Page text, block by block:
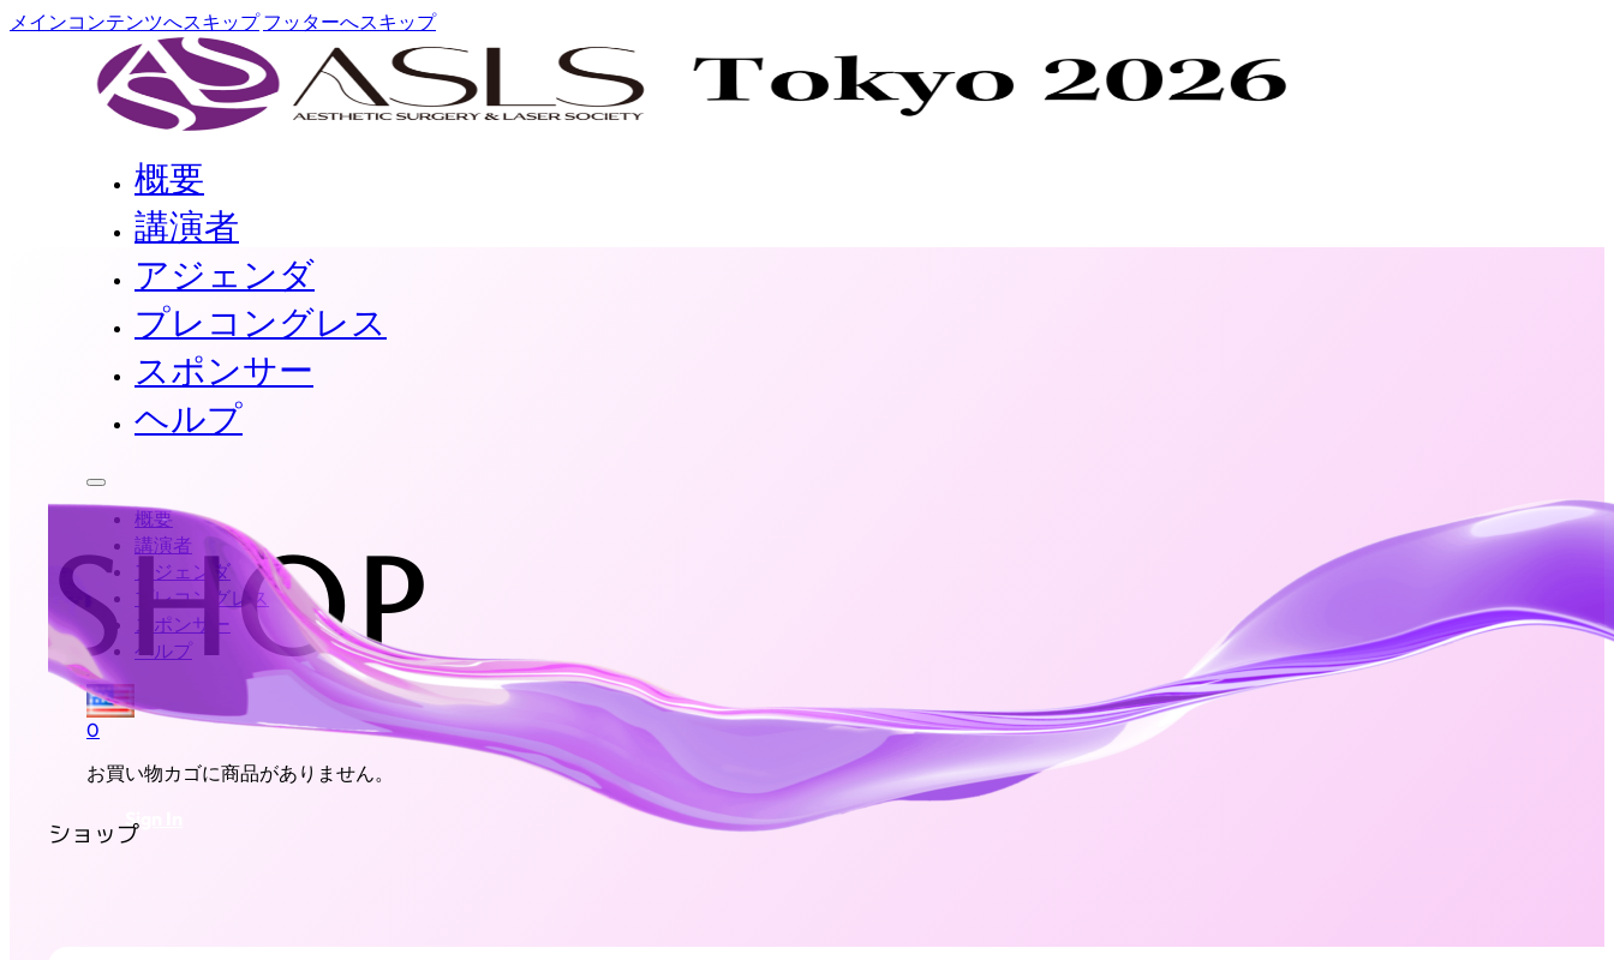
メインコンテンツへスキップ フッターへスキップ
概要
講演者
アジェンダ
プレコングレス
スポンサー
ヘルプ
概要
講演者
アジェンダ
プレコングレス
スポンサー
ヘルプ
0
お買い物カゴに商品がありません。
Sign In
SHOP
ショップ